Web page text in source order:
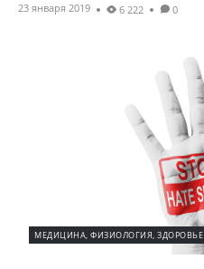
23 января 2019 6 222 0
МЕДИЦИНА, ФИЗИОЛОГИЯ, ЗДОРОВЬЕ